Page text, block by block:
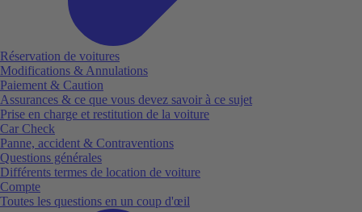
Réservation de voitures
Modifications & Annulations
Paiement & Caution
Assurances & ce que vous devez savoir à ce sujet
Prise en charge et restitution de la voiture
Car Check
Panne, accident & Contraventions
Questions générales
Différents termes de location de voiture
Compte
Toutes les questions en un coup d'œil